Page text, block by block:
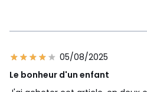
05/08/2025
Le bonheur d'un enfant